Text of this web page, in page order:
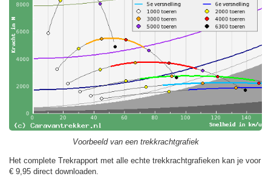
Voorbeeld van een trekkrachtgrafiek
Het complete Trekrapport met alle echte trekkrachtgrafieken kan je voor
€ 9,95 direct downloaden.